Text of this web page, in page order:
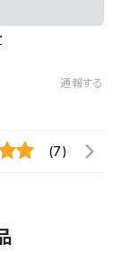
通報する
(7)